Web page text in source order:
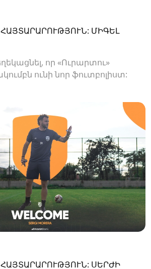
ՄԻԳԵԼ
որ «Ուրարտու»
ունի նոր ֆուտբոլիստ:
ՍԵՐԺԻ